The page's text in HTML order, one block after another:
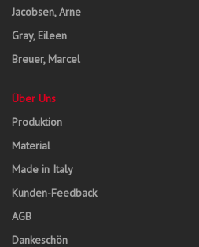
Jacobsen, Arne
Gray, Eileen
Breuer, Marcel
Über Uns
Produktion
Material
Made in Italy
Kunden-Feedback
AGB
Dankeschön